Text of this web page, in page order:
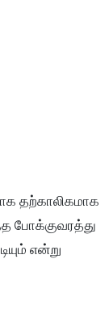
தற்காலிகமாக
போக்குவரத்து
என்று